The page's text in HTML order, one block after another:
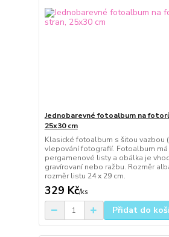
Jednobarevné fotoalbum na
25x30 cm
Klasické fotoalbum s šitou vazbou
vlepování fotografií. Fotoalbum
pergamenové listy a obálka je
gravírovaní nebo ražbu. Rozměr
rozměr listu 24 x 29 cm.
329 Kč/ks
Přidat do